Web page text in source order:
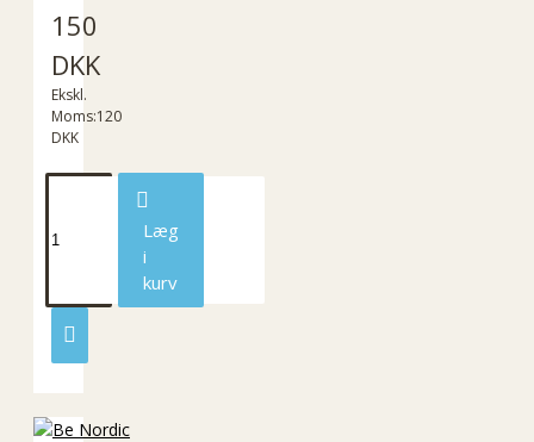
150
DKK
Ekskl.
Moms:120
DKK
Læg
i
kurv